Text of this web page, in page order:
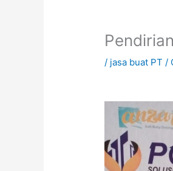
/ jasa buat PT /